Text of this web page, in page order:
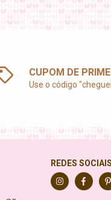
CUPOM DE
Use o código
REDES SOCIAIS